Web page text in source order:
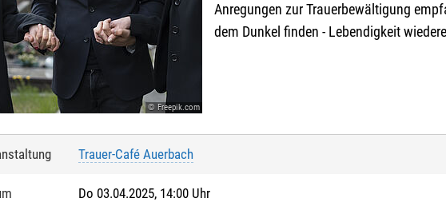
© Freepik.com
Anregungen zur Trauerbewältigung
dem Dunkel finden - Lebendigkeit
Trauer-Café Auerbach
Do 03.04.2025, 14:00 Uhr